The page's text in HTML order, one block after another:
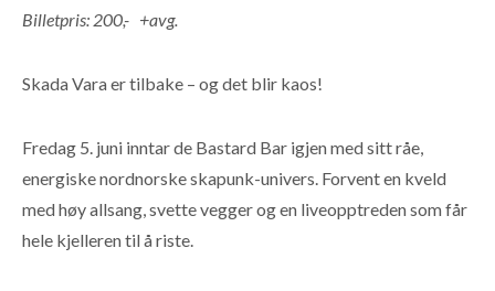
Billetpris: 200,- +avg.
Skada Vara er tilbake – og det blir kaos!
Fredag 5. juni inntar de Bastard Bar igjen med sitt råe,
energiske nordnorske skapunk-univers. Forvent en kveld
med høy allsang, svette vegger og en liveopptreden som får
hele kjelleren til å riste.